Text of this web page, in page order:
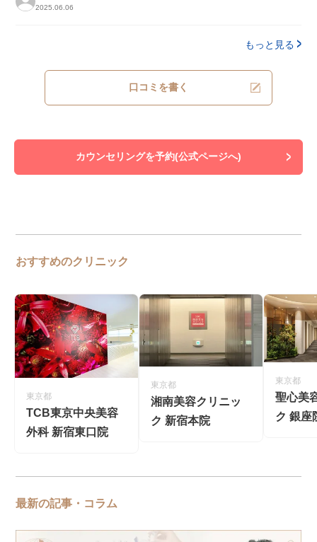
2025.06.06
もっと見る
口コミを書く
カウンセリングを予約(公式ページへ)
おすすめのクリニック
東京都
TCB東京中央美容
外科 新宿東口院
東京都
湘南美容クリニッ
ク 新宿本院
東京都
聖心美
ク 銀座
最新の記事・コラム